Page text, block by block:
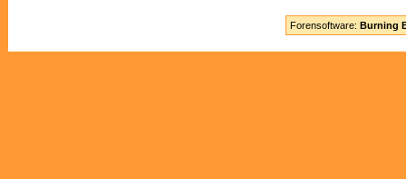
Forensoftware: Burning